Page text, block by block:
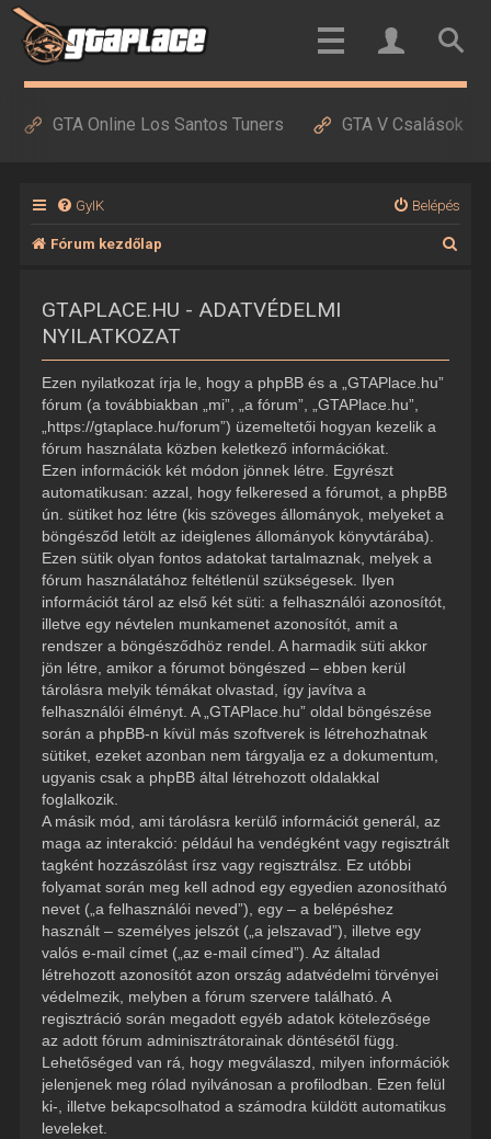
GTA Online Los Santos Tuners GTA V Csalások
GyIK Belépés
Fórum kezdőlap
GTAPLACE.HU - ADATVÉDELMI
NYILATKOZAT
Ezen nyilatkozat írja le, hogy a phpBB és a „GTAPlace.hu”
fórum (a továbbiakban „mi”, „a fórum”, „GTAPlace.hu”,
„https://gtaplace.hu/forum”) üzemeltetői hogyan kezelik a
fórum használata közben keletkező információkat.
Ezen információk két módon jönnek létre. Egyrészt
automatikusan: azzal, hogy felkeresed a fórumot, a phpBB
ún. sütiket hoz létre (kis szöveges állományok, melyeket a
böngésződ letölt az ideiglenes állományok könyvtárába).
Ezen sütik olyan fontos adatokat tartalmaznak, melyek a
fórum használatához feltétlenül szükségesek. Ilyen
információt tárol az első két süti: a felhasználói azonosítót,
illetve egy névtelen munkamenet azonosítót, amit a
rendszer a böngésződhöz rendel. A harmadik süti akkor
jön létre, amikor a fórumot böngészed – ebben kerül
tárolásra melyik témákat olvastad, így javítva a
felhasználói élményt. A „GTAPlace.hu” oldal böngészése
során a phpBB-n kívül más szoftverek is létrehozhatnak
sütiket, ezeket azonban nem tárgyalja ez a dokumentum,
ugyanis csak a phpBB által létrehozott oldalakkal
foglalkozik.
A másik mód, ami tárolásra kerülő információt generál, az
maga az interakció: például ha vendégként vagy regisztrált
tagként hozzászólást írsz vagy regisztrálsz. Ez utóbbi
folyamat során meg kell adnod egy egyedien azonosítható
nevet („a felhasználói neved”), egy – a belépéshez
használt – személyes jelszót („a jelszavad”), illetve egy
valós e-mail címet („az e-mail címed”). Az általad
létrehozott azonosítót azon ország adatvédelmi törvényei
védelmezik, melyben a fórum szervere található. A
regisztráció során megadott egyéb adatok kötelezősége
az adott fórum adminisztrátorainak döntésétől függ.
Lehetőséged van rá, hogy megválaszd, milyen információk
jelenjenek meg rólad nyilvánosan a profilodban. Ezen felül
ki-, illetve bekapcsolhatod a számodra küldött automatikus
leveleket.